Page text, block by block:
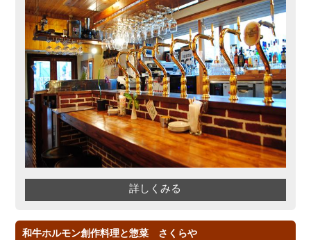
詳しくみる
和牛ホルモン創作料理と惣菜 さくらや